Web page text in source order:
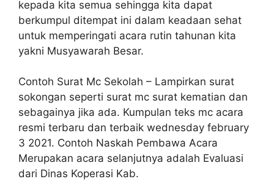
kepada kita semua sehingga kita dapat
berkumpul ditempat ini dalam keadaan sehat
untuk memperingati acara rutin tahunan kita
yakni Musyawarah Besar.
Contoh Surat Mc Sekolah – Lampirkan surat
sokongan seperti surat mc surat kematian dan
sebagainya jika ada. Kumpulan teks mc acara
resmi terbaru dan terbaik wednesday february
3 2021. Contoh Naskah Pembawa Acara
Merupakan acara selanjutnya adalah Evaluasi
dari Dinas Koperasi Kab.